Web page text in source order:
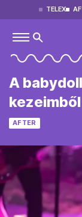
TELEX
A
AFTER